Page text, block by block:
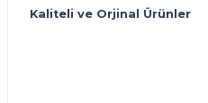
Ürün bilgilerinde hatalar
Bu ürüne benzer farklı
Kaliteli ve Orjinal Ürünler